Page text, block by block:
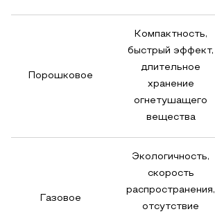
Порошковое
Компактность,
быстрый эффект,
длительное
хранение
огнетушащего
вещества
Газовое
Экологичность,
скорость
распространения,
отсутствие